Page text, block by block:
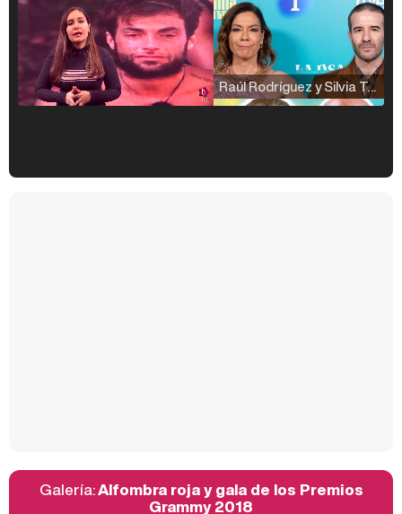
Raúl Rodríguez y Silvia Taulés nos cuentan su papel en 'La familia de la tele'
Galería:Alfombra roja y gala de los Premios
Grammy 2018